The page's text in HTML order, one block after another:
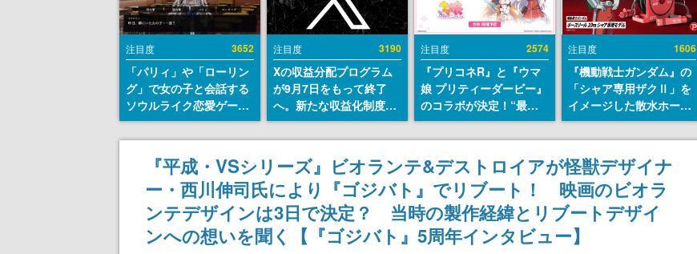
注目度 3652
「パリィ」や「ローリン
グ」で女の子と会話する
ソウルライク恋愛ゲーム
『小早川さんはソウルラ
イク』無料公開。返事に
失敗すると「YOU
DIED」
注目度 3190
Xの収益分配プログラム
が9月7日をもって終了
へ。新たな収益化制度
「Original Content
Rewards Program」を
注目度 2574
『プリコネR』と『ウマ
娘 プリティーダービー』
のコラボが決定！“最大
170連無料”の8.5周年キ
ャンペーンなども発表
注目度 1606
『機動戦士ガンダム』の
「シャア専用ザクⅡ」を
イメージした散水ホース
リールが予約開始。本体
にはシャアのパーソナル
マークやジオン公国軍の
エンブレム、型式番号な
どを配置
『平成・VSシリーズ』ビオランテ&デストロイアが怪獣デザイナ
ー・西川伸司氏により『ゴジバト』でリブート！ 映画のビオラ
ンテデザインは3日で決定？ 当時の製作経緯とリブートデザイ
ンへの想いを聞く【『ゴジバト』5周年インタビュー】